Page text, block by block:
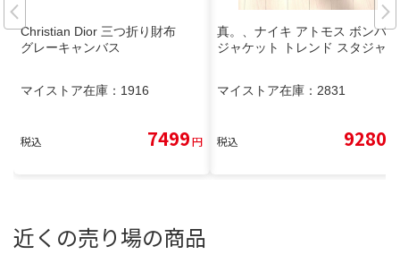
Christian Dior 三つ折り財布
グレーキャンバス
マイストア在庫： 1916
税込 7499円
真。、ナイキ アトモス ボンバー
ジャケット トレンド スタジャン
マイストア在庫： 2831
税込 9280
近くの売り場の商品